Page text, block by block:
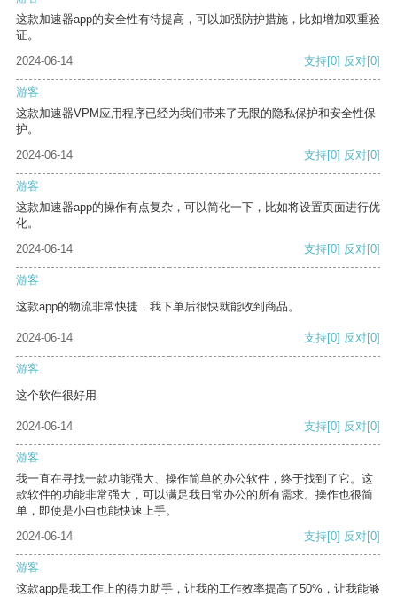
这款加速器app的安全性有待提高，可以加强防护措施，比如增加双重验
证。
2024-06-14
支持[0] 反对[0]
游客
这款加速器VPM应用程序已经为我们带来了无限的隐私保护和安全性保
护。
2024-06-14
支持[0] 反对[0]
游客
这款加速器app的操作有点复杂，可以简化一下，比如将设置页面进行优
化。
2024-06-14
支持[0] 反对[0]
游客
这款app的物流非常快捷，我下单后很快就能收到商品。
2024-06-14 支持[0] 反对[0]
游客
这个软件很好用
2024-06-14 支持[0] 反对[0]
游客
我一直在寻找一款功能强大、操作简单的办公软件，终于找到了它。这
款软件的功能非常强大，可以满足我日常办公的所有需求。操作也很简
单，即使是小白也能快速上手。
2024-06-14
支持[0] 反对[0]
游客
这款app是我工作上的得力助手，让我的工作效率提高了50%，让我能够